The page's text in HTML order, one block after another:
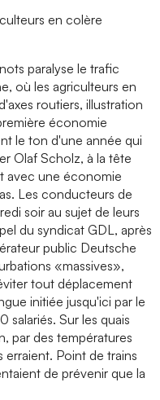
en colère
paralyse le trafic
où les agriculteurs en
routiers, illustration
économie
le ton d'une année qui
Olaf Scholz, à la tête
avec une économie
Les conducteurs de
soir au sujet de leurs
du syndicat GDL, après
public Deutsche
«massives»,
tout déplacement
initiée jusqu'ici par le
salariés. Sur les quais
par des températures
erraient. Point de trains
de prévenir que la